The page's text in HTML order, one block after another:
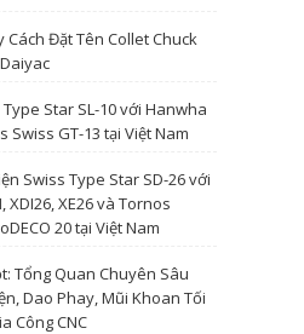
Cách Đặt Tên Collet Chuck
Star SL-10 với Hanwha
Swiss GT-13 tại Việt Nam
Swiss Type Star SD-26 với
XDI26, XE26 và Tornos
20 tại Việt Nam
Tổng Quan Chuyên Sâu
Dao Phay, Mũi Khoan Tối
Công CNC